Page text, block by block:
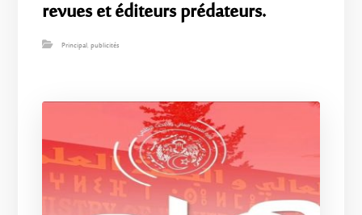
revues et éditeurs prédateurs.
Principal,publicités